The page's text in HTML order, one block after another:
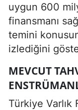
uygun 600
finansmanı
temini
izlediğini
MEVCUT
Türkiye Varlık